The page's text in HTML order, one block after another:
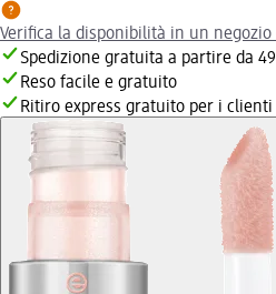
Verifica la disponibilità in un negozio
Spedizione gratuita a partire da
Reso facile e gratuito
Ritiro express gratuito per i